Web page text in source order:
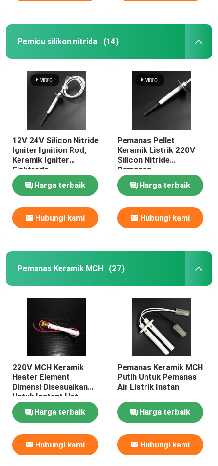
Pemicu silikon nitrida (14)
12V 24V Silicon Nitride
Igniter Ignition Rod,
Keramik Igniter
Elektrode
Harga terbaik
Hubungi kami
Pemanas Pellet
Keramik Listrik 220V
Silicon Nitride
Pemanas
Harga terbaik
Hubungi kami
Pemanas Keramik MCH (27)
220V MCH Keramik
Heater Element
Dimensi Disesuaikan
Untuk Instant Hot
Water Heater
Harga terbaik
Hubungi kami
Pemanas Keramik MCH
Putih Untuk Pemanas
Air Listrik Instan
Harga terbaik
Hubungi kami